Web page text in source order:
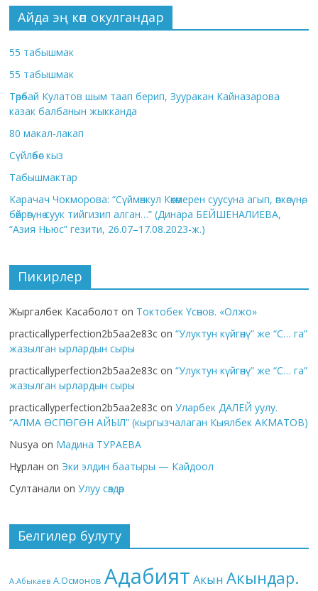
Айда эң көп окулгандар
55 табышмак
55 табышмак
Төрөбай Кулатов шым таап берип, Зууракан Кайназарова
казак балбанын жыкканда
80 макал-лакап
Сүйлөбөс кыз
Табышмактар
Карачач Чокморова: “Сүймөнкул Көкөмерен суусуна агып, өпкөсүнө,
бөйрөгүнө суук тийгизип алган…” (Динара БЕЙШЕНАЛИЕВА,
“Азия Ньюс” гезити, 26.07–17.08.2023-ж.)
Пикирлер
Жыргалбек Касаболот on Токтобек Үсөнов. «Олжо»
practicallyperfection2b5aa2e83c on“Улуктун күйгөнү” же “С… га”
жазылган ырлардын сыры
practicallyperfection2b5aa2e83c on“Улуктун күйгөнү” же “С… га”
жазылган ырлардын сыры
practicallyperfection2b5aa2e83c onУларбек ДАЛЕЙ уулу.
“АЛМА ӨСПӨГӨН АЙЫЛ” (кыргызчалаган Кыялбек АКМАТОВ)
Nusya on Мадина ТУРАЕВА
Нұрлан on Эки элдин баатыры — Кайдоол
Султанали onУлуу сөздөр
Белгилер булуту
А.Абыкаев А.Осмонов Адабият Акын Акындар.